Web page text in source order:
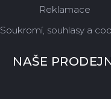
Reklamace
Soukromí, souhlasy a
NAŠE